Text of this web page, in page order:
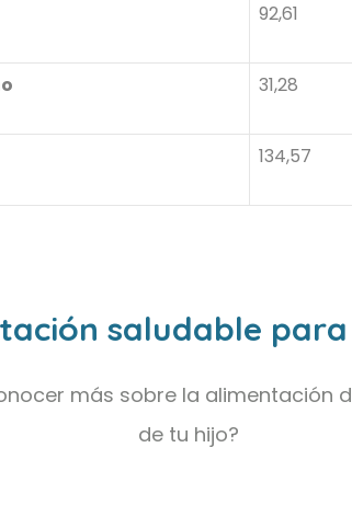
92,61
31,28
134,57
saludable
más sobre la alimentación
de tu hijo?